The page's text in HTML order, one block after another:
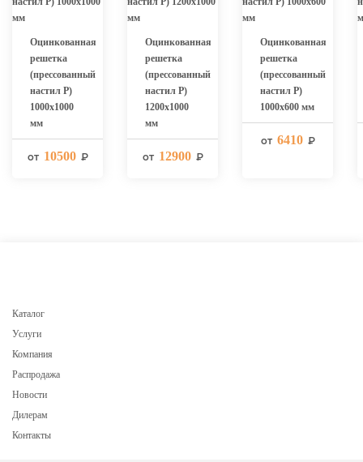
Оцинкованная
решетка
(прессованный
настил Р)
1000х1000
мм
от 10500 ₽
Оцинкованная
решетка
(прессованный
настил Р)
1200х1000
мм
от 12900 ₽
Оцинкованная
решетка
(прессованный
настил Р)
1000х600 мм
от 6410 ₽
Каталог
Услуги
Компания
Распродажа
Новости
Дилерам
Контакты